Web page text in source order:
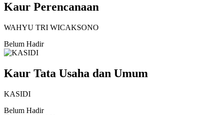
Kaur Perencanaan
WAHYU TRI WICAKSONO
Belum Hadir
Kaur Tata Usaha dan Umum
KASIDI
Belum Hadir